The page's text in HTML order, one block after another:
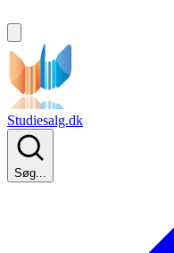
Studiesalg.dk
Søg...